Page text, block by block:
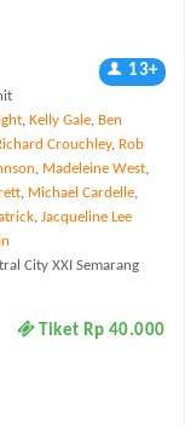
13+
, Kelly Gale, Ben
Crouchley, Rob
, Madeleine West,
, Michael Cardelle,
, Jacqueline Lee
City XXI Semarang
Tiket Rp 40.000